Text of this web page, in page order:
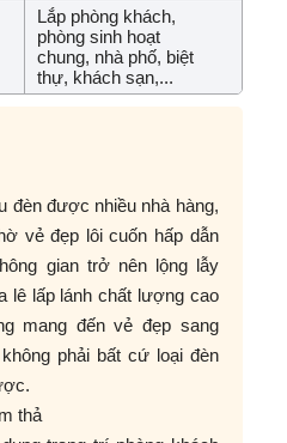
Lắp phòng khách,
phòng sinh hoạt
chung, nhà phố, biệt
thự, khách sạn,...
đèn được nhiều nhà hàng,
vẻ đẹp lôi cuốn hấp dẫn
gian trở nên lộng lẫy
lê lấp lánh chất lượng cao
mang đến vẻ đẹp sang
phải bất cứ loại đèn
thả